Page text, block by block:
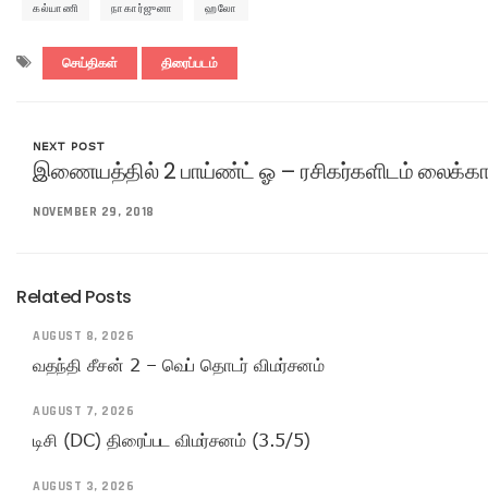
கல்யாணி நாகார்ஜுனா ஹலோ
செய்திகள் திரைப்படம்
NEXT POST
இணையத்தில் 2 பாய்ண்ட் ஓ – ரசிகர்களிடம்
NOVEMBER 29, 2018
Related Posts
AUGUST 8, 2026
வதந்தி சீசன் 2 – வெப் தொடர் விமர்சனம்
AUGUST 7, 2026
டிசி (DC) திரைப்பட விமர்சனம் (3.5/5)
AUGUST 3, 2026